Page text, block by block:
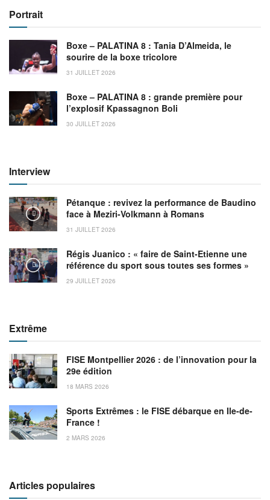
Portrait
Boxe – PALATINA 8 : Tania D’Almeida, le
sourire de la boxe tricolore
31 JUILLET 2026
Boxe – PALATINA 8 : grande première pour
l’explosif Kpassagnon Boli
30 JUILLET 2026
Interview
Pétanque : revivez la performance de Baudino
face à Meziri-Volkmann à Romans
31 JUILLET 2026
Régis Juanico : « faire de Saint-Etienne une
référence du sport sous toutes ses formes »
29 JUILLET 2026
Extrême
FISE Montpellier 2026 : de l’innovation pour la
29e édition
18 MARS 2026
Sports Extrêmes : le FISE débarque en Ile-de-
France !
2 MARS 2026
Articles populaires